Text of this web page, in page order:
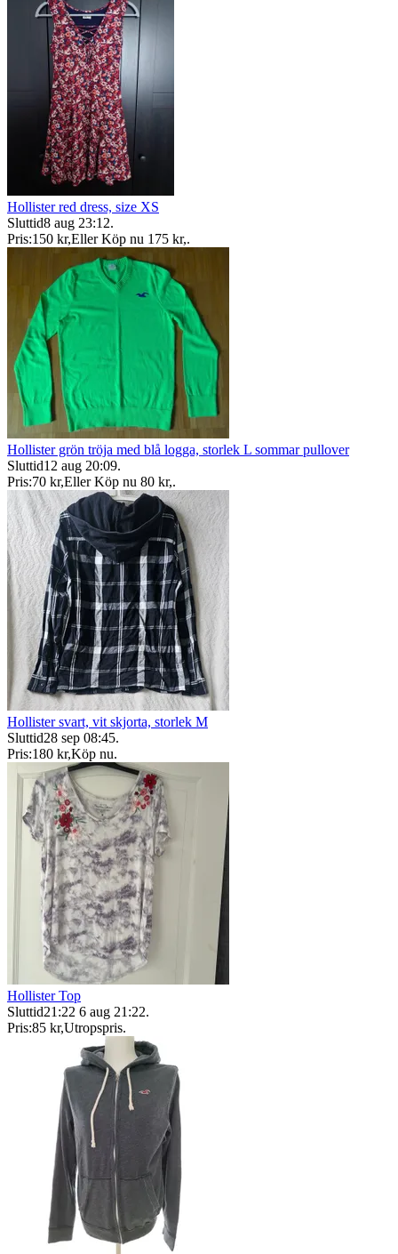
Hollister red dress, size XS
Sluttid8 aug 23:12.
Pris:150 kr,Eller Köp nu 175 kr,.
Hollister grön tröja med blå logga, storlek L sommar pullover
Sluttid12 aug 20:09.
Pris:70 kr,Eller Köp nu 80 kr,.
Hollister svart, vit skjorta, storlek M
Sluttid28 sep 08:45.
Pris:180 kr,Köp nu.
Hollister Top
Sluttid21:22 6 aug 21:22.
Pris:85 kr,Utropspris.